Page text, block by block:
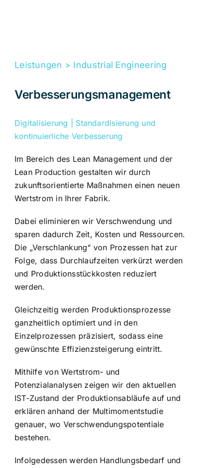
Leistungen > Industrial Engineering
Verbesserungsmanagement
Digitalisierung | Standardisierung und
kontinuierliche Verbesserung
Im Bereich des Lean Management und der
Lean Production gestalten wir durch
zukunftsorientierte Maßnahmen einen neuen
Wertstrom in Ihrer Fabrik.
Dabei eliminieren wir Verschwendung und
sparen dadurch Zeit, Kosten und Ressourcen.
Die „Verschlankung“ von Prozessen hat zur
Folge, dass Durchlaufzeiten verkürzt werden
und Produktionsstückkosten reduziert
werden.
Gleichzeitig werden Produktionsprozesse
ganzheitlich optimiert und in den
Einzelprozessen präzisiert, sodass eine
gewünschte Effizienzsteigerung eintritt.
Mithilfe von Wertstrom- und
Potenzialanalysen zeigen wir den aktuellen
IST-Zustand der Produktionsabläufe auf und
erklären anhand der Multimomentstudie
genauer, wo Verschwendungspotentiale
bestehen.
Infolgedessen werden Handlungsbedarf und